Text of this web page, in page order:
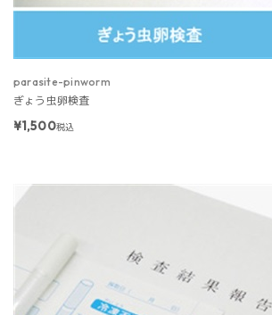
parasite-pinworm
ぎょう虫卵検査
¥1,500税込